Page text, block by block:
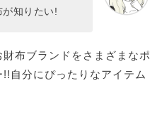
が知りたい!
布ブランドをさまざまなポ
自分にぴったりなアイテム